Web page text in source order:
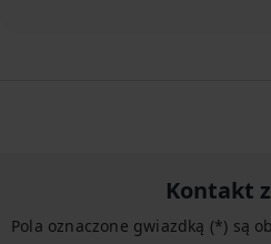
Kontakt
Pola oznaczone gwiazdką (*) są